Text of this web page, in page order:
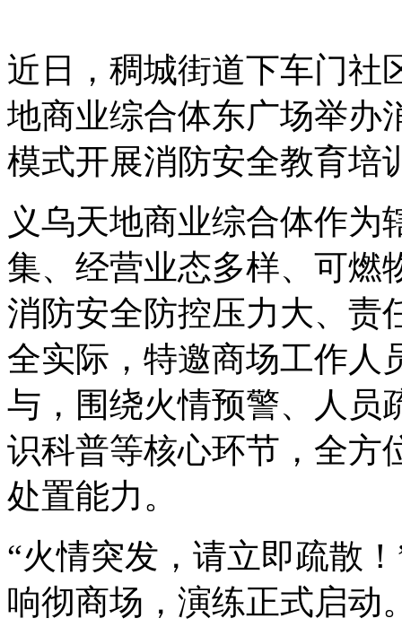
近日，稠城街道下车门社
地商业综合体东广场举办
模式开展消防安全教育培
义乌天地商业综合体作为
集、经营业态多样、可燃
消防安全防控压力大、责
全实际，特邀商场工作人
与，围绕火情预警、人员
识科普等核心环节，全方
处置能力。
“火情突发，请立即疏散
响彻商场，演练正式启动